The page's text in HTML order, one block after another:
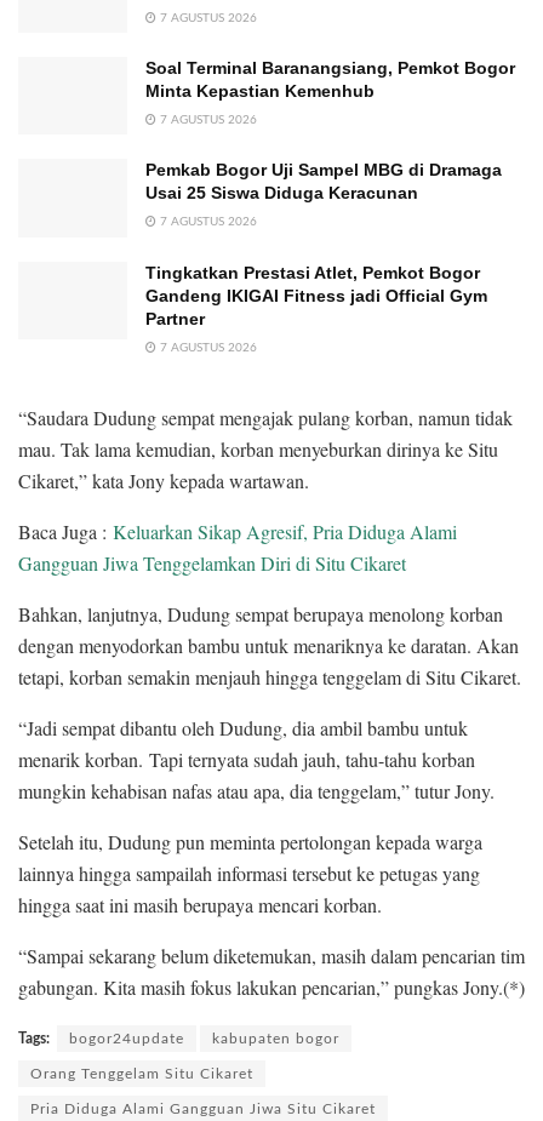
7 AGUSTUS 2026
Soal Terminal Baranangsiang, Pemkot Bogor
Minta Kepastian Kemenhub
7 AGUSTUS 2026
Pemkab Bogor Uji Sampel MBG di Dramaga
Usai 25 Siswa Diduga Keracunan
7 AGUSTUS 2026
Tingkatkan Prestasi Atlet, Pemkot Bogor
Gandeng IKIGAI Fitness jadi Official Gym
Partner
7 AGUSTUS 2026
“Saudara Dudung sempat mengajak pulang korban, namun tidak
mau. Tak lama kemudian, korban menyeburkan dirinya ke Situ
Cikaret,” kata Jony kepada wartawan.
Baca Juga : Keluarkan Sikap Agresif, Pria Diduga Alami
Gangguan Jiwa Tenggelamkan Diri di Situ Cikaret
Bahkan, lanjutnya, Dudung sempat berupaya menolong korban
dengan menyodorkan bambu untuk menariknya ke daratan. Akan
tetapi, korban semakin menjauh hingga tenggelam di Situ Cikaret.
“Jadi sempat dibantu oleh Dudung, dia ambil bambu untuk
menarik korban. Tapi ternyata sudah jauh, tahu-tahu korban
mungkin kehabisan nafas atau apa, dia tenggelam,” tutur Jony.
Setelah itu, Dudung pun meminta pertolongan kepada warga
lainnya hingga sampailah informasi tersebut ke petugas yang
hingga saat ini masih berupaya mencari korban.
“Sampai sekarang belum diketemukan, masih dalam pencarian tim
gabungan. Kita masih fokus lakukan pencarian,” pungkas Jony.(*)
Tags: bogor24update kabupaten bogor
Orang Tenggelam Situ Cikaret
Pria Diduga Alami Gangguan Jiwa Situ Cikaret